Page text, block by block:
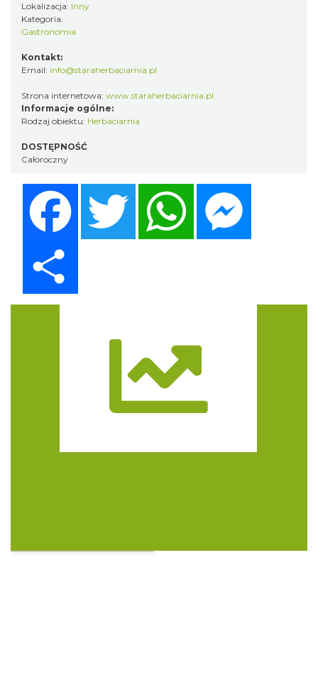
Lokalizacja: Inny
Kategoria:
Gastronomia
Kontakt:
Email: info@staraherbaciarnia.pl
Strona internetowa: www.staraherbaciarnia.pl
Informacje ogólne:
Rodzaj obiektu: Herbaciarnia
DOSTĘPNOŚĆ
Całoroczny
Twitter WhatsApp